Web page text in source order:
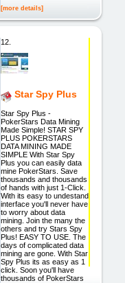
[more details]
12.
Star Spy Plus
Star Spy Plus -
PokerStars Data Mining
Made Simple! STAR SPY
PLUS POKERSTARS
DATA MINING MADE
SIMPLE With Star Spy
Plus you can easily data
mine PokerStars. Save
thousands and thousands
of hands with just 1-Click.
With its easy to undestand
interface you'll never have
to worry about data
mining. Join the many the
others and try Stars Spy
Plus! EASY TO USE. The
days of complicated data
mining are gone. With Star
Spy Plus its as easy as 1
click. Soon you'll have
thousands of PokerStars